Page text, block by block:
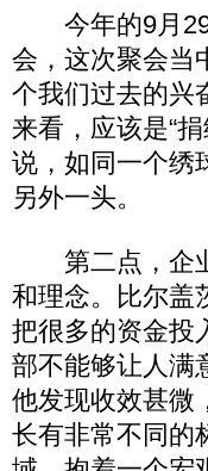
今年的9月29
会，这次聚会当
个我们过去的兴
来看，应该是“
说，如同一个绣
另外一头。
第二点，企业
和理念。比尔盖
把很多的资金投
部不能够让人满
他发现收效甚微
长有非常不同的